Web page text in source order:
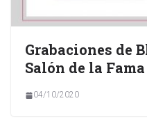
Grabaciones de
Salón de la Fama
04/10/2020